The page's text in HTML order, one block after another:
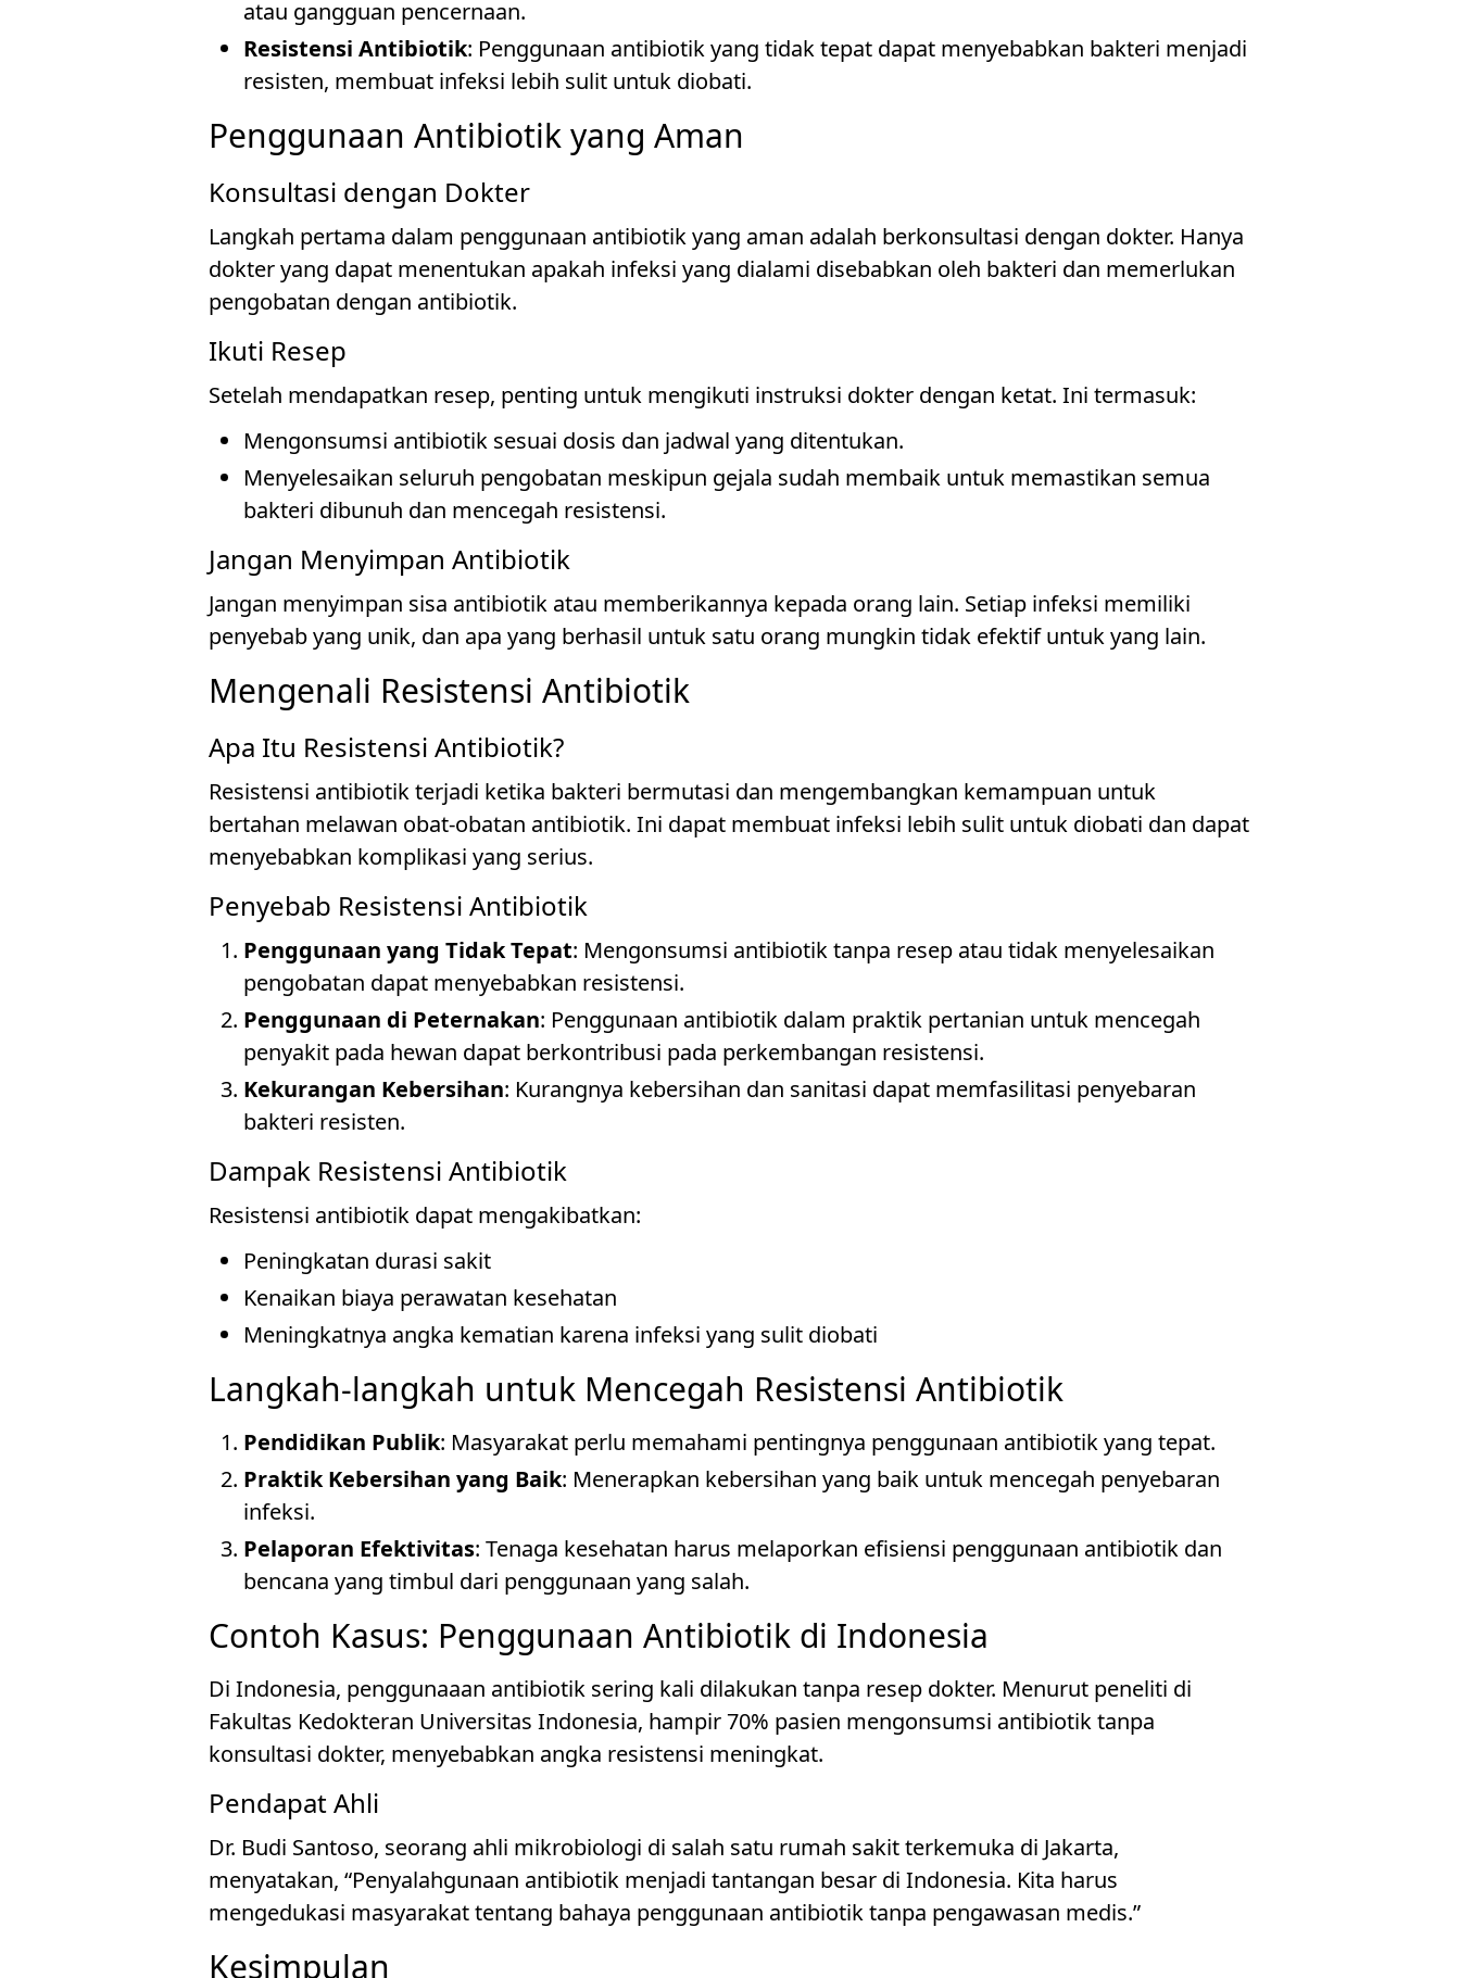
atau gangguan pencernaan.
Resistensi Antibiotik: Penggunaan antibiotik yang tidak tepat dapat menyebabkan bakteri menjadi
resisten, membuat infeksi lebih sulit untuk diobati.
Penggunaan Antibiotik yang Aman
Konsultasi dengan Dokter
Langkah pertama dalam penggunaan antibiotik yang aman adalah berkonsultasi dengan dokter. Hanya
dokter yang dapat menentukan apakah infeksi yang dialami disebabkan oleh bakteri dan memerlukan
pengobatan dengan antibiotik.
Ikuti Resep
Setelah mendapatkan resep, penting untuk mengikuti instruksi dokter dengan ketat. Ini termasuk:
Mengonsumsi antibiotik sesuai dosis dan jadwal yang ditentukan.
Menyelesaikan seluruh pengobatan meskipun gejala sudah membaik untuk memastikan semua
bakteri dibunuh dan mencegah resistensi.
Jangan Menyimpan Antibiotik
Jangan menyimpan sisa antibiotik atau memberikannya kepada orang lain. Setiap infeksi memiliki
penyebab yang unik, dan apa yang berhasil untuk satu orang mungkin tidak efektif untuk yang lain.
Mengenali Resistensi Antibiotik
Apa Itu Resistensi Antibiotik?
Resistensi antibiotik terjadi ketika bakteri bermutasi dan mengembangkan kemampuan untuk
bertahan melawan obat-obatan antibiotik. Ini dapat membuat infeksi lebih sulit untuk diobati dan dapat
menyebabkan komplikasi yang serius.
Penyebab Resistensi Antibiotik
Penggunaan yang Tidak Tepat: Mengonsumsi antibiotik tanpa resep atau tidak menyelesaikan
pengobatan dapat menyebabkan resistensi.
Penggunaan di Peternakan: Penggunaan antibiotik dalam praktik pertanian untuk mencegah
penyakit pada hewan dapat berkontribusi pada perkembangan resistensi.
Kekurangan Kebersihan: Kurangnya kebersihan dan sanitasi dapat memfasilitasi penyebaran
bakteri resisten.
Dampak Resistensi Antibiotik
Resistensi antibiotik dapat mengakibatkan:
Peningkatan durasi sakit
Kenaikan biaya perawatan kesehatan
Meningkatnya angka kematian karena infeksi yang sulit diobati
Langkah-langkah untuk Mencegah Resistensi Antibiotik
Pendidikan Publik: Masyarakat perlu memahami pentingnya penggunaan antibiotik yang tepat.
Praktik Kebersihan yang Baik: Menerapkan kebersihan yang baik untuk mencegah penyebaran
infeksi.
Pelaporan Efektivitas: Tenaga kesehatan harus melaporkan efisiensi penggunaan antibiotik dan
bencana yang timbul dari penggunaan yang salah.
Contoh Kasus: Penggunaan Antibiotik di Indonesia
Di Indonesia, penggunaaan antibiotik sering kali dilakukan tanpa resep dokter. Menurut peneliti di
Fakultas Kedokteran Universitas Indonesia, hampir 70% pasien mengonsumsi antibiotik tanpa
konsultasi dokter, menyebabkan angka resistensi meningkat.
Pendapat Ahli
Dr. Budi Santoso, seorang ahli mikrobiologi di salah satu rumah sakit terkemuka di Jakarta,
menyatakan, “Penyalahgunaan antibiotik menjadi tantangan besar di Indonesia. Kita harus
mengedukasi masyarakat tentang bahaya penggunaan antibiotik tanpa pengawasan medis.”
Kesimpulan